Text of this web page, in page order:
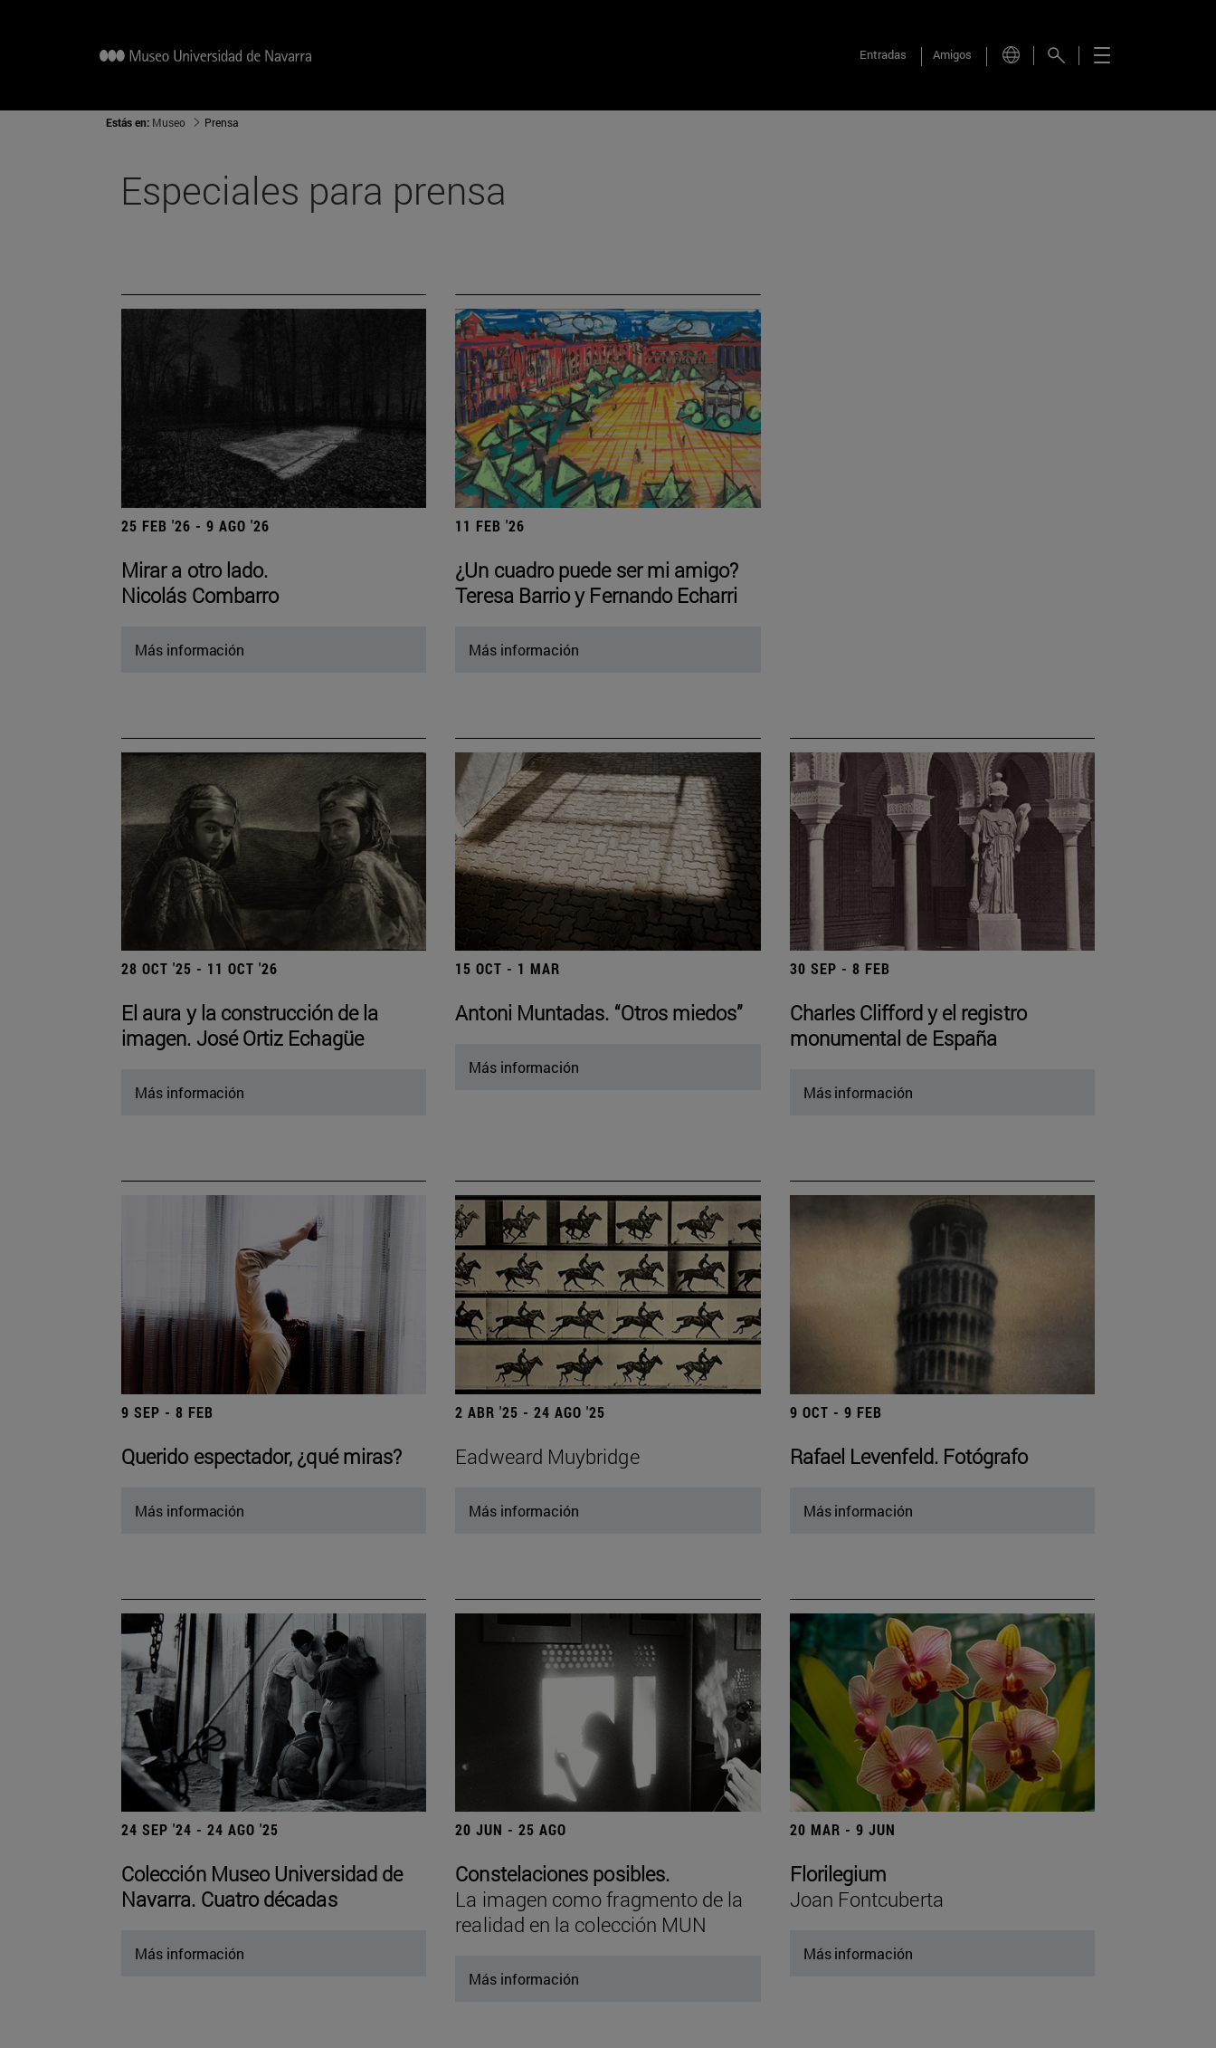
Entradas Amigos
Estás en: Museo Prensa
Especiales para prensa
25 FEB '26 - 9 AGO '26
Mirar a otro lado.
Nicolás Combarro
Más información
11 FEB '26
¿Un cuadro puede ser mi amigo?
Teresa Barrio y Fernando Echarri
Más información
28 OCT '25 - 11 OCT '26
El aura y la construcción de la
imagen. José Ortiz Echagüe
Más información
15 OCT - 1 MAR
Antoni Muntadas. “Otros miedos”
Más información
30 SEP - 8 FEB
Charles Clifford y el registro
monumental de España
Más información
9 SEP - 8 FEB
Querido espectador, ¿qué miras?
Más información
2 ABR '25 - 24 AGO '25
Eadweard Muybridge
Más información
9 OCT - 9 FEB
Rafael Levenfeld. Fotógrafo
Más información
24 SEP '24 - 24 AGO '25
Colección Museo Universidad de
Navarra. Cuatro décadas
Más información
20 JUN - 25 AGO
Constelaciones posibles.
La imagen como fragmento de la
realidad en la colección MUN
Más información
20 MAR - 9 JUN
Florilegium
Joan Fontcuberta
Más información